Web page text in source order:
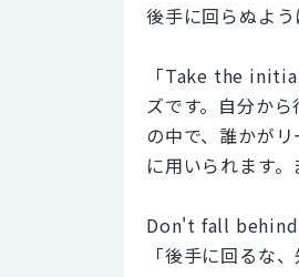
後手に回らぬよう
「Take the
ズです。自分か
の中で、誰かが
に用いられます
Don't fall
「後手に回るな